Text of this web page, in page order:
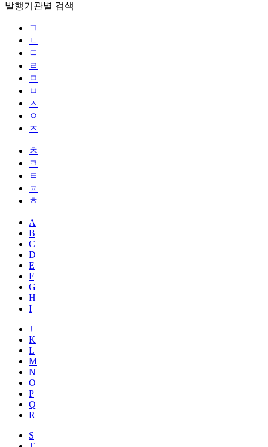
발행기관별 검색
ㄱ
ㄴ
ㄷ
ㄹ
ㅁ
ㅂ
ㅅ
ㅇ
ㅈ
ㅊ
ㅋ
ㅌ
ㅍ
ㅎ
A
B
C
D
E
F
G
H
I
J
K
L
M
N
O
P
Q
R
S